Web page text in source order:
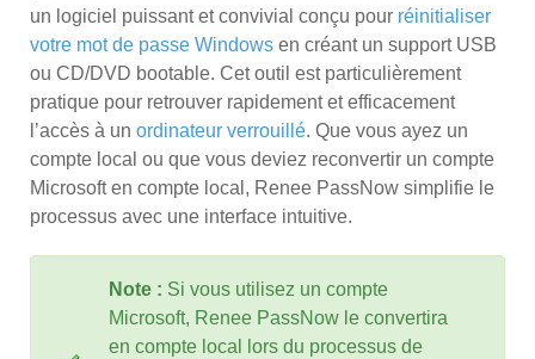
un logiciel puissant et convivial conçu pour réinitialiser
votre mot de passe Windows en créant un support USB
ou CD/DVD bootable. Cet outil est particulièrement
pratique pour retrouver rapidement et efficacement
l’accès à un ordinateur verrouillé. Que vous ayez un
compte local ou que vous deviez reconvertir un compte
Microsoft en compte local, Renee PassNow simplifie le
processus avec une interface intuitive.
Note : Si vous utilisez un compte
Microsoft, Renee PassNow le convertira
en compte local lors du processus de